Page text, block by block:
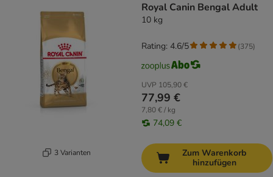
3 Varianten
Royal Canin Bengal Adult
10 kg
UVP 105,90 €
77,99 €
7,80 € / kg
74,09 €
Rating: 4.6/5 (375)
Zum Warenkorb
hinzufügen